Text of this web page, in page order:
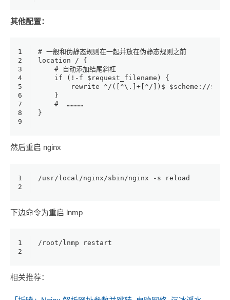
其他配置：
1
2
3
4
5
6
7
8
9
# 一般和伪静态规则在一起并放在伪静态规则之前
location / {
    # 自动添加结尾斜杠
    if (!-f $request_filename) {
rewrite ^/([^\.]+[^/])$ $scheme://
    }
    #  …………
}
然后重启 nginx
1
2
/usr/local/nginx/sbin/nginx -s reload
下边命令为重启 lnmp
1
2
/root/lnmp restart
相关推荐：